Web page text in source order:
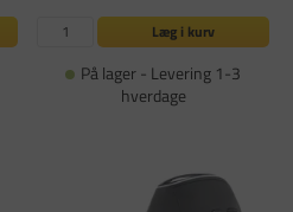
Læg i kurv
På lager - Levering 1-3
hverdage